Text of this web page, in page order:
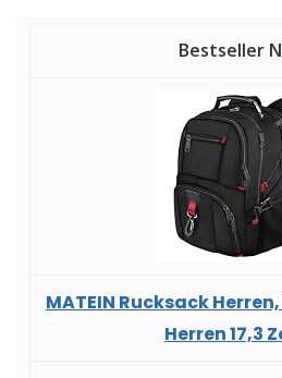
MATEIN Rucksack
Herren 17,3